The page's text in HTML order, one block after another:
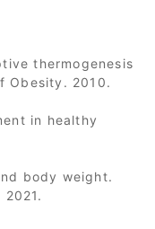
thermogenesis
Obesity. 2010.
in healthy
body weight.